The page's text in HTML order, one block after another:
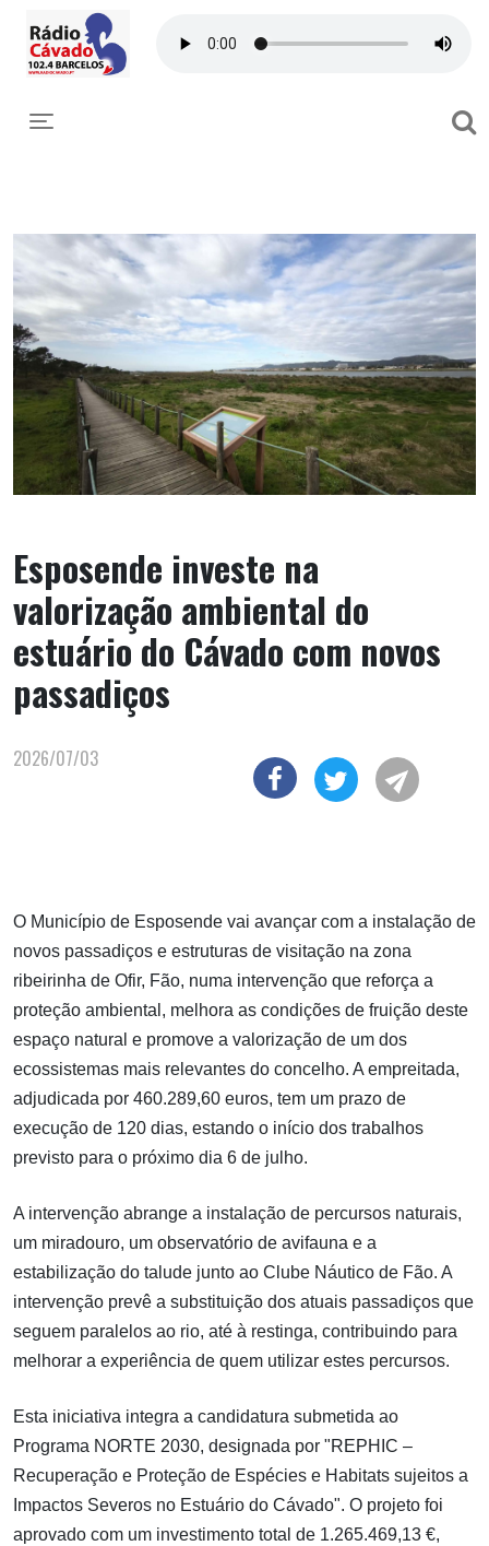
Toggle navigation
Esposende investe na
valorização ambiental do
estuário do Cávado com novos
passadiços
2026/07/03
O Município de Esposende vai avançar com a instalação de
novos passadiços e estruturas de visitação na zona
ribeirinha de Ofir, Fão, numa intervenção que reforça a
proteção ambiental, melhora as condições de fruição deste
espaço natural e promove a valorização de um dos
ecossistemas mais relevantes do concelho. A empreitada,
adjudicada por 460.289,60 euros, tem um prazo de
execução de 120 dias, estando o início dos trabalhos
previsto para o próximo dia 6 de julho.
A intervenção abrange a instalação de percursos naturais,
um miradouro, um observatório de avifauna e a
estabilização do talude junto ao Clube Náutico de Fão. A
intervenção prevê a substituição dos atuais passadiços que
seguem paralelos ao rio, até à restinga, contribuindo para
melhorar a experiência de quem utilizar estes percursos.
Esta iniciativa integra a candidatura submetida ao
Programa NORTE 2030, designada por "REPHIC –
Recuperação e Proteção de Espécies e Habitats sujeitos a
Impactos Severos no Estuário do Cávado". O projeto foi
aprovado com um investimento total de 1.265.469,13 €,